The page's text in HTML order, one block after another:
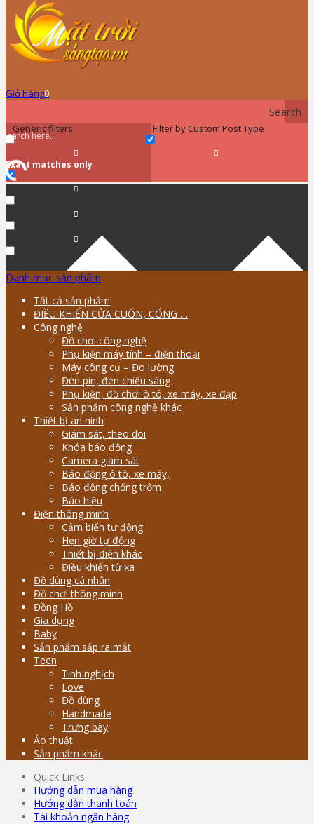
Giỏ hàng0
Search
Generic filters
Exact matches only
Filter by Custom Post Type
Danh mục sản phẩm
Tất cả sản phẩm
ĐIỀU KHIỂN CỬA CUỐN, CỔNG …
Công nghệ
Đồ chơi công nghệ
Phụ kiện máy tính – điện thoại
Máy công cụ – Đo lường
Đèn pin, đèn chiếu sáng
Phụ kiện, đồ chơi ô tô, xe máy, xe đạp
Sản phẩm công nghệ khác
Thiết bị an ninh
Giám sát, theo dõi
Khóa báo động
Camera giám sát
Báo động ô tô, xe máy,
Báo động chống trộm
Báo hiệu
Điện thông minh
Cảm biến tự động
Hẹn giờ tự động
Thiết bị điện khác
Điều khiển từ xa
Đồ dùng cá nhân
Đồ chơi thông minh
Đồng Hồ
Gia dụng
Baby
Sản phẩm sắp ra mắt
Teen
Tinh nghịch
Love
Đồ dùng
Handmade
Trưng bày
Ảo thuật
Sản phẩm khác
Quick Links
Hướng dẫn mua hàng
Hướng dẫn thanh toán
Tài khoản ngân hàng